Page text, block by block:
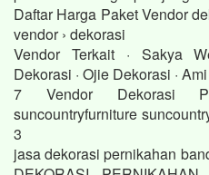
Daftar Harga Paket Vendor
vendor › dekorasi
Vendor Terkait · Sakya
Dekorasi · Ojie Dekorasi ·
7 Vendor Dekorasi
suncountryfurniture
3
jasa dekorasi pernikahan